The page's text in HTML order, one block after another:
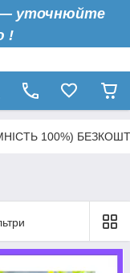
— уточнюйте
!
100%)